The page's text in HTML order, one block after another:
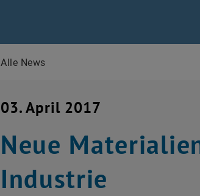
Alle News
03. April 2017
Neue
Industrie